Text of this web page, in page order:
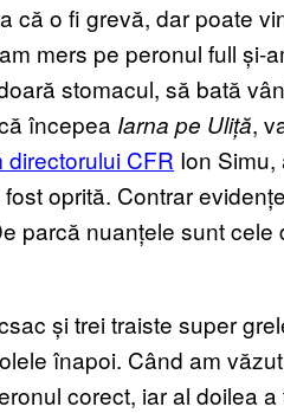
că o fi grevă, dar poate
mers pe peronul full și-
stomacul, să bată
începea Iarna pe Uliță,
directorului CFR Ion
oprită. Contrar
parcă nuanțele sunt
și trei traiste super
înapoi. Când am
corect, iar al doilea